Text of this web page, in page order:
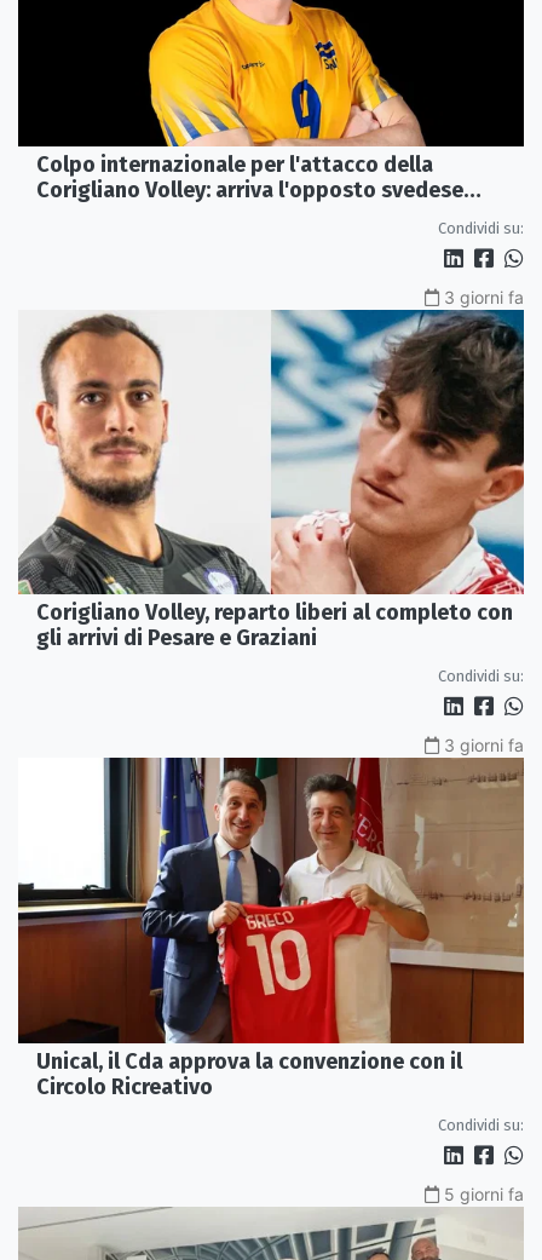
Colpo internazionale per l'attacco della
Corigliano Volley: arriva l'opposto svedese
Condividi su:
3 giorni fa
Corigliano Volley, reparto liberi al completo con
gli arrivi di Pesare e Graziani
Condividi su:
3 giorni fa
Unical, il Cda approva la convenzione con il
Circolo Ricreativo
Condividi su:
5 giorni fa